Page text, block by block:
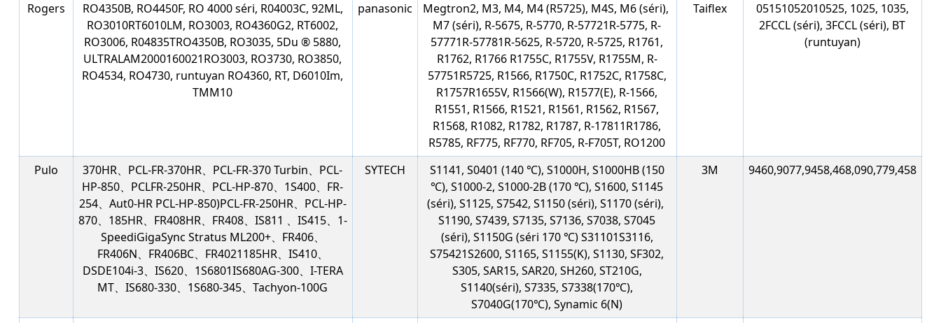
Rogers
RO4350B, RO4450F, RO 4000 séri, R04003C, 92ML,
RO3010RT6010LM, RO3003, RO4360G2, RT6002,
RO3006, R04835TRO4350B, RO3035, 5Du ® 5880,
ULTRALAM2000160021RO3003, RO3730, RO3850,
RO4534, RO4730, runtuyan RO4360, RT, D6010Im,
TMM10
panasonic
Megtron2, M3, M4, M4 (R5725), M4S, M6 (séri), ​​
M7 (séri), ​​R-5675, R-5770, R-57721R-5775, R-
57771R-57781R-5625, R-5720, R-5725, R1761,
R1762, R1766 R1755C, R1755V, R1755M, R-
57751R5725, R1566, R1750C, R1752C, R1758C,
R1757R1655V, R1566(W), R1577(E), R-1566,
R1551, R1566, R1521, R1561, R1562, R1567,
R1568, R1082, R1782, R1787, R-17811R1786,
R5785, RF775, RF770, RF705, R-F705T, RO1200
Taiflex
05151052010525, 1025, 1035,
2FCCL (séri), ​​3FCCL (séri), ​​BT
(runtuyan)
Pulo
370HR、PCL-FR-370HR、PCL-FR-370 Turbin、PCL-
HP-850、PCLFR-250HR、PCL-HP-870、1S400、FR-
254、Aut0-HR PCL-HP-850)PCL-FR-250HR、PCL-HP-
870、185HR、FR408HR、FR408、IS811 、IS415、1-
SpeediGigaSync Stratus ML200+、FR406、
FR406N、FR406BC、FR4021185HR、IS410、
DSDE104i-3、IS620、1S6801IS680AG-300、I-TERA
MT、IS680-330、1S680-345、Tachyon-100G
SYTECH
S1141, S0401 (140 ℃), S1000H, S1000HB (150
℃), S1000-2, S1000-2B (170 ℃), S1600, S1145
(séri), ​​S1125, S7542, S1150 (séri), ​​S1170 (séri), ​​
S1190, S7439, S7135, S7136, S7038, S7045
(séri), ​​S1150G (séri 170 ℃) S31101S3116,
S75421S2600, S1165, S1155(K), S1130, SF302,
S305, SAR15, SAR20, SH260, ST210G,
S1140(séri), ​​S7335, S7338(170℃),
S7040G(170℃), Synamic 6(N)
3M 9460,9077,9458,468,090,779,458